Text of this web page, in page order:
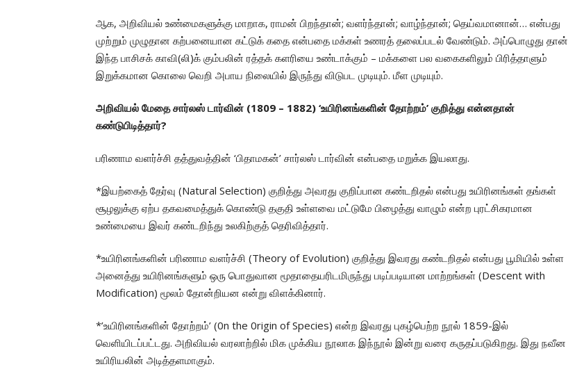
ஆக, அறிவியல் உண்மைகளுக்கு மாறாக, ராமன் பிறந்தான்; வளர்ந்தான்; வாழ்ந்தான்; தெய்வமானான்… என்பது
முற்றும் முழுதான கற்பனையான கட்டுக் கதை என்பதை மக்கள் உணரத் தலைப்படல் வேண்டும். அப்பொழுது தான்
இந்த பாசிசக் காவி(லி)க் கும்பலின் ரத்தக் களரியை உண்டாக்கும் – மக்களை பல வகைகளிலும் பிரித்தாளும்
இறுக்கமான கொலை வெறி அபாய நிலையில் இருந்து விடுபட முடியும். மீள முடியும்.
அறிவியல் மேதை சார்லஸ் டார்வின் (1809 – 1882) ‘உயிரினங்களின் தோற்றம்’ குறித்து என்னதான்
கண்டுபிடித்தார்?
பரிணாம வளர்ச்சி தத்துவத்தின் ‘பிதாமகன்’ சார்லஸ் டார்வின் என்பதை மறுக்க இயலாது.
*இயற்கைத் தேர்வு (Natural Selection) குறித்து அவரது குறிப்பான கண்டறிதல் என்பது உயிரினங்கள் தங்கள்
சூழலுக்கு ஏற்ப தகவமைத்துக் கொண்டு தகுதி உள்ளவை மட்டுமே பிழைத்து வாழும் என்ற புரட்சிகரமான
உண்மையை இவர் கண்டறிந்து உலகிற்குத் தெரிவித்தார்.
*உயிரினங்களின் பரிணாம வளர்ச்சி (Theory of Evolution) குறித்து இவரது கண்டறிதல் என்பது பூமியில் உள்ள
அனைத்து உயிரினங்களும் ஒரு பொதுவான மூதாதையரிடமிருந்து படிப்படியான மாற்றங்கள் (Descent with
Modification) மூலம் தோன்றியன என்று விளக்கினார்.
*’உயிரினங்களின் தோற்றம்’ (0n the 0rigin of Species) என்ற இவரது புகழ்பெற்ற நூல் 1859-இல்
வெளியிடப்பட்டது. அறிவியல் வரலாற்றில் மிக முக்கிய நூலாக இந்நூல் இன்று வரை கருதப்படுகிறது. இது நவீன
உயிரியலின் அடித்தளமாகும்.